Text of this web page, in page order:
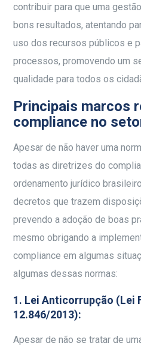
contribuir para que uma
bons resultados, atentando
uso dos recursos públicos e
processos, promovendo um
qualidade para todos os
Principais marcos
compliance no
Apesar de não haver uma
todas as diretrizes do
ordenamento jurídico
decretos que trazem
prevendo a adoção de boas
mesmo obrigando a
compliance em algumas
algumas dessas normas:
1. Lei Anticorrupção (Lei
12.846/2013):
Apesar de não se tratar de